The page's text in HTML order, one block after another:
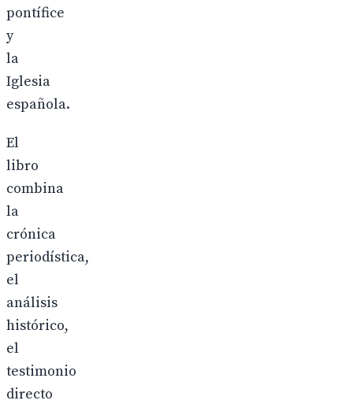
pontífice
y
la
Iglesia
española.
El
libro
combina
la
crónica
periodística,
el
análisis
histórico,
el
testimonio
directo